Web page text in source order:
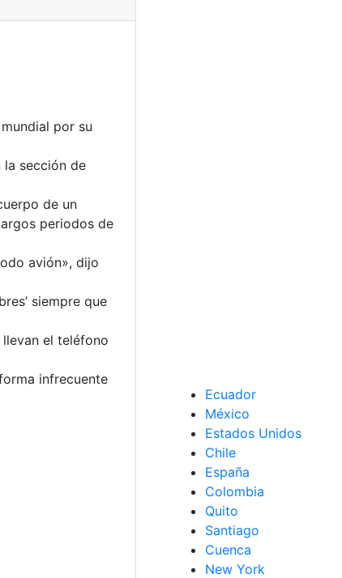
por su
la sección de
de un
periodos de
avión», dijo
siempre que
el teléfono
infrecuente
Ecuador
México
Estados Unidos
Chile
España
Colombia
Quito
Santiago
Cuenca
New York